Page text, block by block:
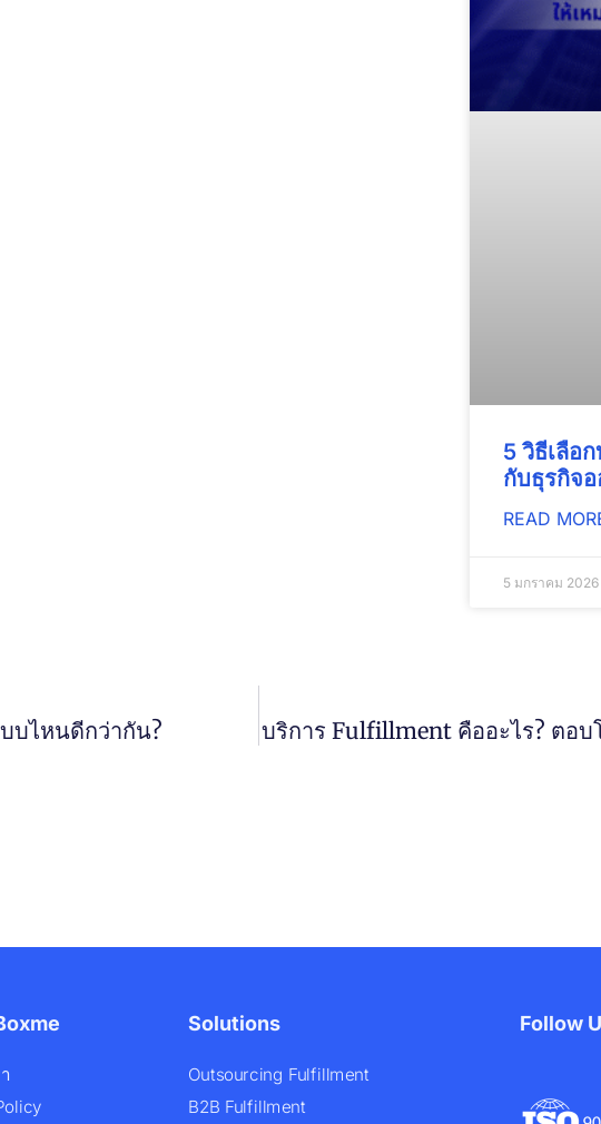
5 วิธีเลือ
กับธุรกิจ
READ
5 มกราคม 2026
บไหนดีกว่ากัน? บริการ Fulfillment คืออะไร? ตอ
Solutions
Outsourcing Fulfillment
B2B Fulfillment
Follow